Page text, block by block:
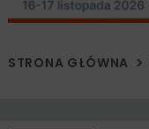
STRONA GŁÓWNA